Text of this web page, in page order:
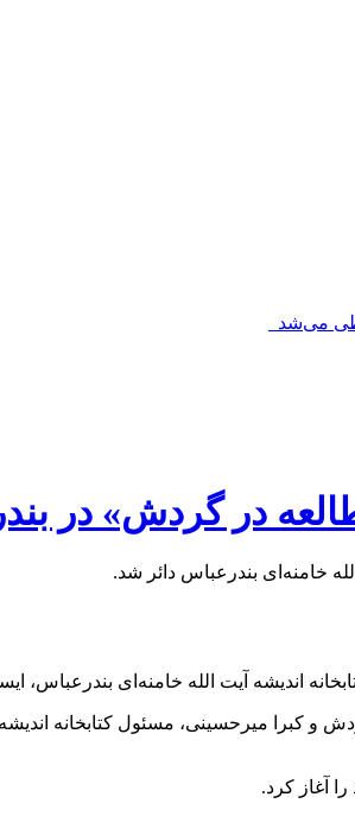
می‌شد_
در گردش» در
خامنه‌ای بندرعباس دائر شد.
اندیشه آیت الله خامنه‌ای
و کبرا میرحسینی، مسئول کتابخانه